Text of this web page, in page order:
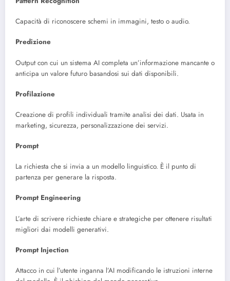
Capacità di riconoscere schemi in immagini, testo o audio.
Predizione
Output con cui un sistema AI completa un’informazione mancante o
anticipa un valore futuro basandosi sui dati disponibili.
Profilazione
Creazione di profili individuali tramite analisi dei dati. Usata in
marketing, sicurezza, personalizzazione dei servizi.
Prompt
La richiesta che si invia a un modello linguistico. È il punto di
partenza per generare la risposta.
Prompt Engineering
L’arte di scrivere richieste chiare e strategiche per ottenere risultati
migliori dai modelli generativi.
Prompt Injection
Attacco in cui l’utente inganna l’AI modificando le istruzioni interne